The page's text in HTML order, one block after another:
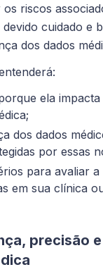
riscos
cuidado e
dos dados
ela
dos dados
por essas
para avaliar
em sua clínica
precisão